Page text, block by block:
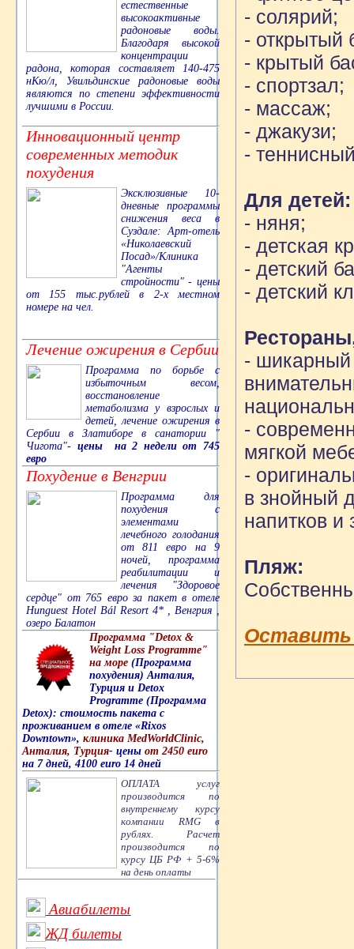
естественные
высокоактивные
радоновые воды.
Благодаря высокой
концентрации
радона, которая составляет 140-475
нКю/л, Увильдинские радоновые воды
являются по степени эффективности
лучшими в России.
Инновационный центр
современных методик
похудения
Эксклюзивные 10-
дневные программы
снижения веса в
Суздале: Арт-отель
«Николаевский
Посад»/Клиника
"Агенты
стройности" - цены
от 155 тыс.рублей в 2-х местном
номере на чел.
Лечение ожирения в Сербии
Программа по борьбе с
избыточным весом,
восстановление
метаболизма у взрослых и
детей, лечение ожирения в
Сербии в Златиборе в санатории "
Чигота"- цены на 2 недели от 745
евро
Похудение в Венгрии
Программа для
похудения с
элементами
лечебного голодания
от 811 евро на 9
ночей, программа
реабилитации и
лечения "Здоровое
сердце" от 765 евро за пакет в отеле
Hunguest Hotel Bál Resort 4* , Венгрия ,
озеро Балатон
Программа "Detox &
Weight Loss Programme"
на море (Программа
похудения) Анталия,
Турция и Detox
Programme (Программа
Detox): стоимость пакета с
проживанием в отеле «Rixos
Downtown», клиника MedWorldClinic,
Анталия, Турция- цены от 2450 euro
на 7 дней, 4100 euro 14 дней
ОПЛАТА услуг
производится по
внутреннему курсу
компании RMG в
рублях. Расчет
производится по
курсу ЦБ РФ + 5-6%
на день оплаты
Авиабилеты
ЖД билеты
- солярий;
- открытый
- крытый
- спортзал;
- массаж;
- джакузи;
-
Для детей:
- няня;
- детская
- детский
- детский
- шикарный
-
мягкой
-
в знойный
напитков и
Пляж:
Оставить